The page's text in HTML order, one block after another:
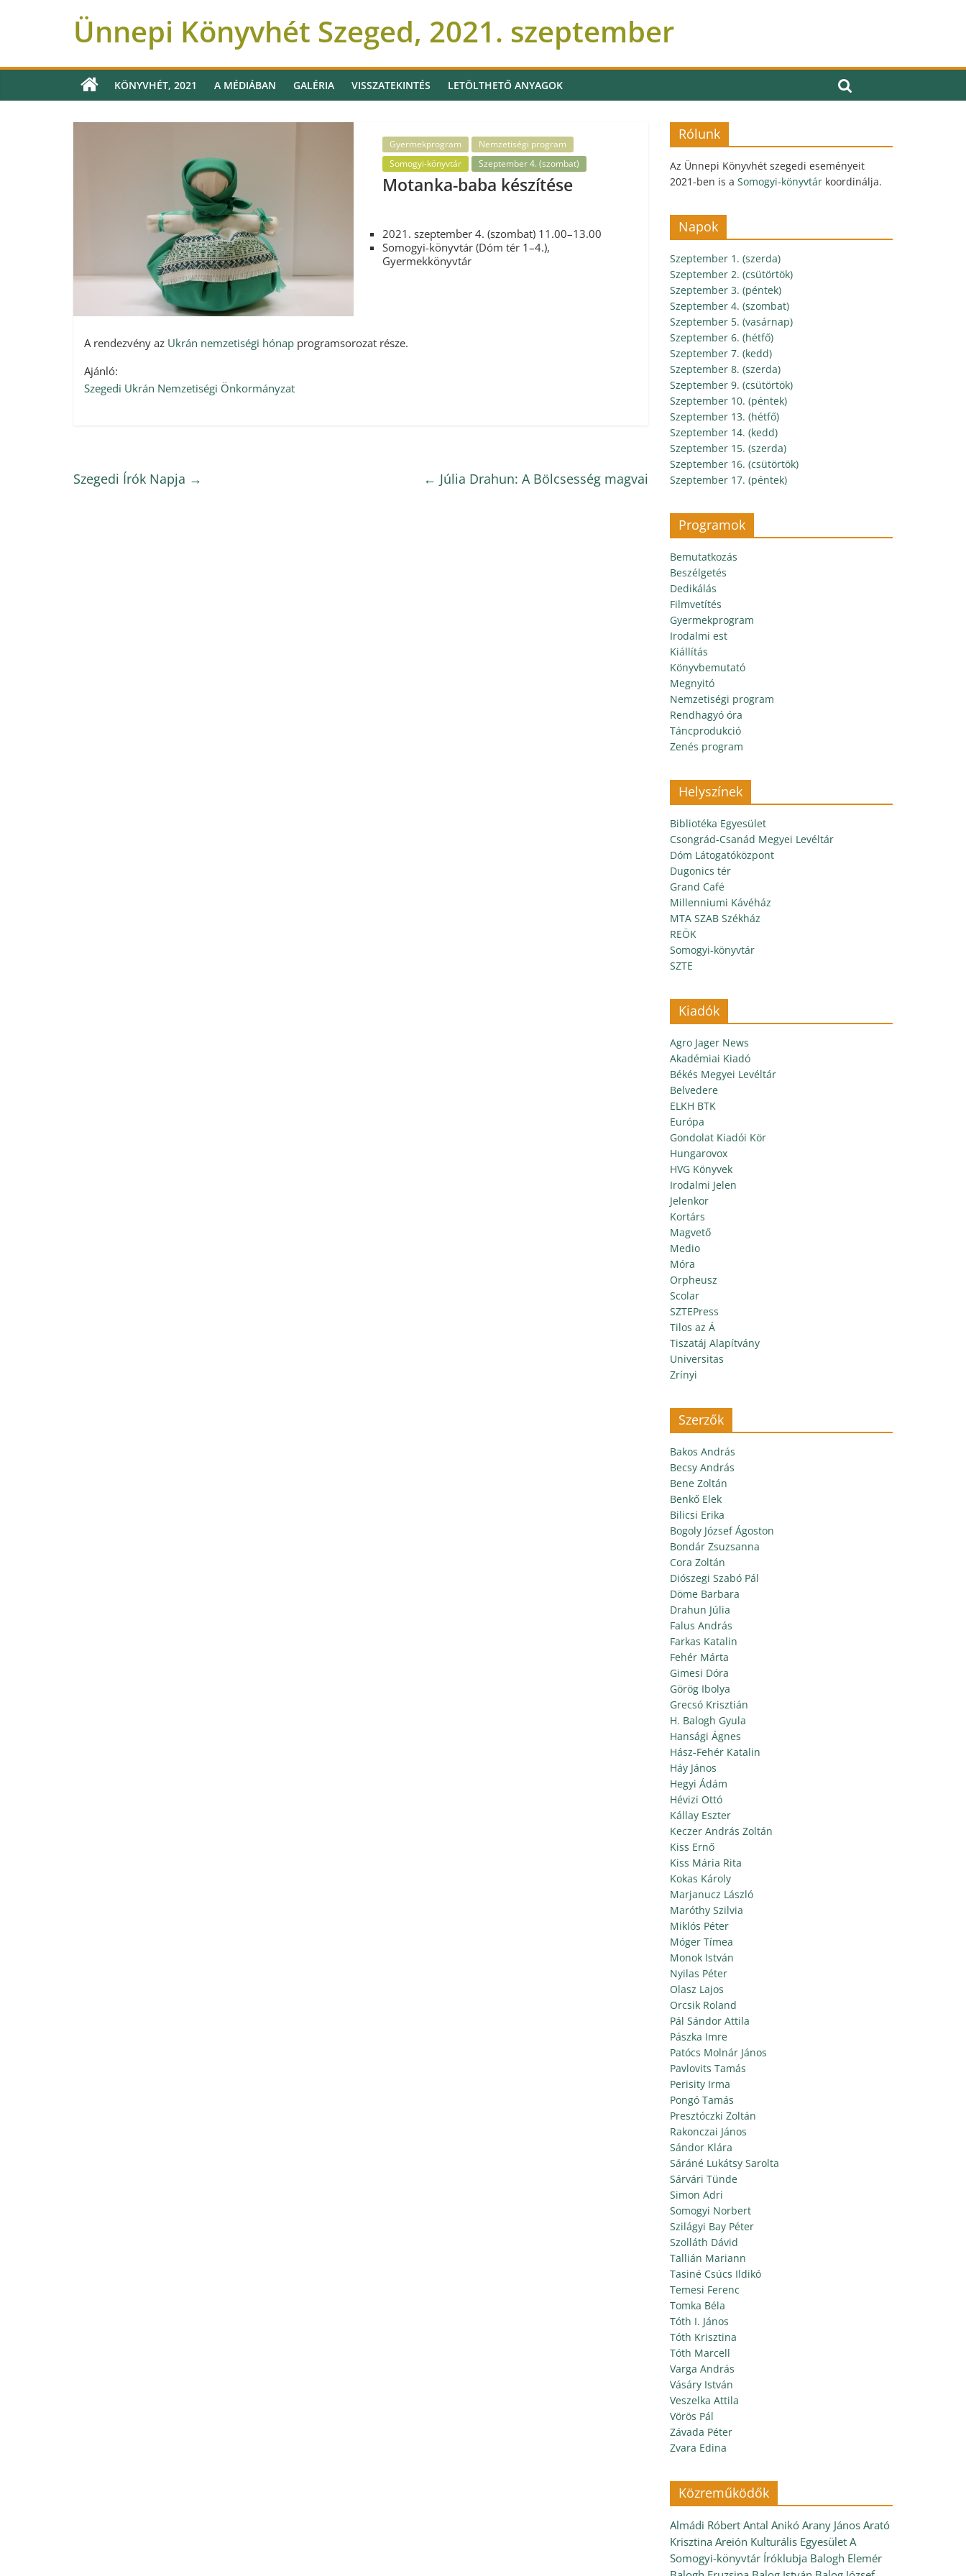
Ünnepi Könyvhét Szeged, 2021. szeptember
KÖNYVHÉT, 2021 A MÉDIÁBAN GALÉRIA VISSZATEKINTÉS LETÖLTHETŐ ANYAGOK
Gyermekprogram
Nemzetiségi program
Somogyi-könyvtár
Szeptember 4. (szombat)
Motanka-baba készítése
2021. szeptember 4. (szombat) 11.00–13.00
Somogyi-könyvtár (Dóm tér 1–4.),
Gyermekkönyvtár
A rendezvény az Ukrán nemzetiségi hónap programsorozat része.
Ajánló:
Szegedi Ukrán Nemzetiségi Önkormányzat
← Júlia Drahun: A Bölcsesség magvai
Szegedi Írók Napja →
Rólunk
Az Ünnepi Könyvhét szegedi eseményeit
2021-ben is a Somogyi-könyvtár koordinálja.
Napok
Szeptember 1. (szerda)
Szeptember 2. (csütörtök)
Szeptember 3. (péntek)
Szeptember 4. (szombat)
Szeptember 5. (vasárnap)
Szeptember 6. (hétfő)
Szeptember 7. (kedd)
Szeptember 8. (szerda)
Szeptember 9. (csütörtök)
Szeptember 10. (péntek)
Szeptember 13. (hétfő)
Szeptember 14. (kedd)
Szeptember 15. (szerda)
Szeptember 16. (csütörtök)
Szeptember 17. (péntek)
Programok
Bemutatkozás
Beszélgetés
Dedikálás
Filmvetítés
Gyermekprogram
Irodalmi est
Kiállítás
Könyvbemutató
Megnyitó
Nemzetiségi program
Rendhagyó óra
Táncprodukció
Zenés program
Helyszínek
Bibliotéka Egyesület
Csongrád-Csanád Megyei Levéltár
Dóm Látogatóközpont
Dugonics tér
Grand Café
Millenniumi Kávéház
MTA SZAB Székház
REÖK
Somogyi-könyvtár
SZTE
Kiadók
Agro Jager News
Akadémiai Kiadó
Békés Megyei Levéltár
Belvedere
ELKH BTK
Európa
Gondolat Kiadói Kör
Hungarovox
HVG Könyvek
Irodalmi Jelen
Jelenkor
Kortárs
Magvető
Medio
Móra
Orpheusz
Scolar
SZTEPress
Tilos az Á
Tiszatáj Alapítvány
Universitas
Zrínyi
Szerzők
Bakos András
Becsy András
Bene Zoltán
Benkő Elek
Bilicsi Erika
Bogoly József Ágoston
Bondár Zsuzsanna
Cora Zoltán
Diószegi Szabó Pál
Döme Barbara
Drahun Júlia
Falus András
Farkas Katalin
Fehér Márta
Gimesi Dóra
Görög Ibolya
Grecsó Krisztián
H. Balogh Gyula
Hansági Ágnes
Hász-Fehér Katalin
Háy János
Hegyi Ádám
Hévizi Ottó
Kállay Eszter
Keczer András Zoltán
Kiss Ernő
Kiss Mária Rita
Kokas Károly
Marjanucz László
Maróthy Szilvia
Miklós Péter
Móger Tímea
Monok István
Nyilas Péter
Olasz Lajos
Orcsik Roland
Pál Sándor Attila
Pászka Imre
Patócs Molnár János
Pavlovits Tamás
Perisity Irma
Pongó Tamás
Presztóczki Zoltán
Rakonczai János
Sándor Klára
Sáráné Lukátsy Sarolta
Sárvári Tünde
Simon Adri
Somogyi Norbert
Szilágyi Bay Péter
Szolláth Dávid
Tallián Mariann
Tasiné Csúcs Ildikó
Temesi Ferenc
Tomka Béla
Tóth I. János
Tóth Krisztina
Tóth Marcell
Varga András
Vásáry István
Veszelka Attila
Vörös Pál
Závada Péter
Zvara Edina
Közreműködők
Almádi Róbert Antal Anikó Arany János Arató
Krisztina Areión Kulturális Egyesület A
Somogyi-könyvtár Íróklubja Balogh Elemér